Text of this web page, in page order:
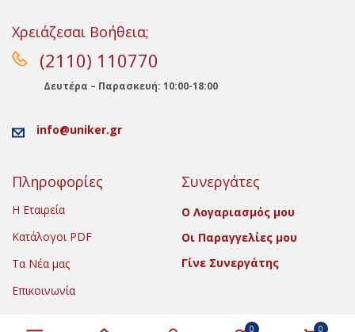
0 0
Χρειάζεσαι Βοήθεια;
(2110) 110770
Δευτέρα – Παρασκευή: 10:00-18:00
info@uniker.gr
Πληροφορίες
Η Εταιρεία
Κατάλογοι PDF
Τα Νέα μας
Επικοινωνία
Συνεργάτες
Ο Λογαριασμός μου
Οι Παραγγελίες μου
Γίνε Συνεργάτης